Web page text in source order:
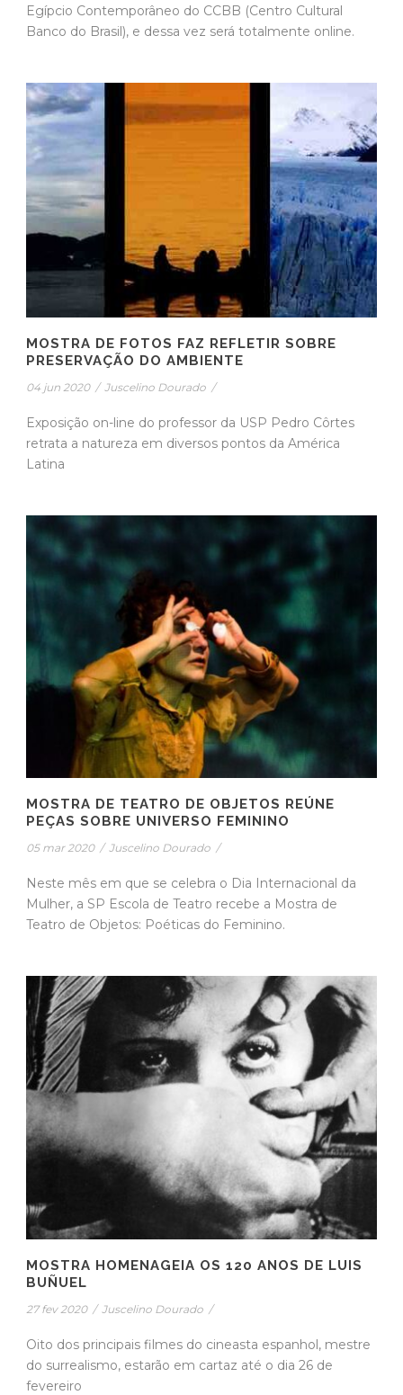
Egípcio Contemporâneo do CCBB (Centro Cultural
Banco do Brasil), e dessa vez será totalmente online.
MOSTRA DE FOTOS FAZ REFLETIR SOBRE
PRESERVAÇÃO DO AMBIENTE
04 jun 2020 / Juscelino Dourado /
Exposição on-line do professor da USP Pedro Côrtes
retrata a natureza em diversos pontos da América
Latina
MOSTRA DE TEATRO DE OBJETOS REÚNE
PEÇAS SOBRE UNIVERSO FEMININO
05 mar 2020 / Juscelino Dourado /
Neste mês em que se celebra o Dia Internacional da
Mulher, a SP Escola de Teatro recebe a Mostra de
Teatro de Objetos: Poéticas do Feminino.
MOSTRA HOMENAGEIA OS 120 ANOS DE LUIS
BUÑUEL
27 fev 2020 / Juscelino Dourado /
Oito dos principais filmes do cineasta espanhol, mestre
do surrealismo, estarão em cartaz até o dia 26 de
fevereiro